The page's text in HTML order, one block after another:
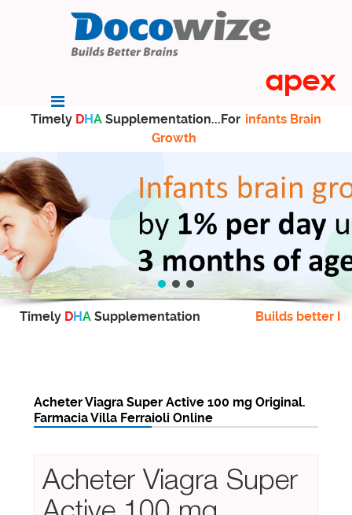
Timely DHA Supplementation...For infants Brain
Growth
Timely DHA Supplementation Builds better
Acheter Viagra Super Active 100 mg Original.
Farmacia Villa Ferraioli Online
Acheter Viagra Super